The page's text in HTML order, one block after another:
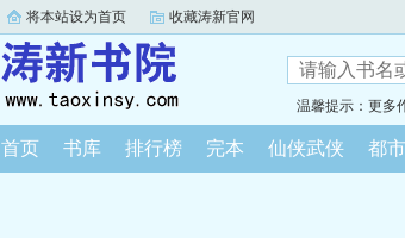
将本站设为首页 收藏涛新官网
温馨提示：更多
首页 书库 排行榜 完本 仙侠武侠 都